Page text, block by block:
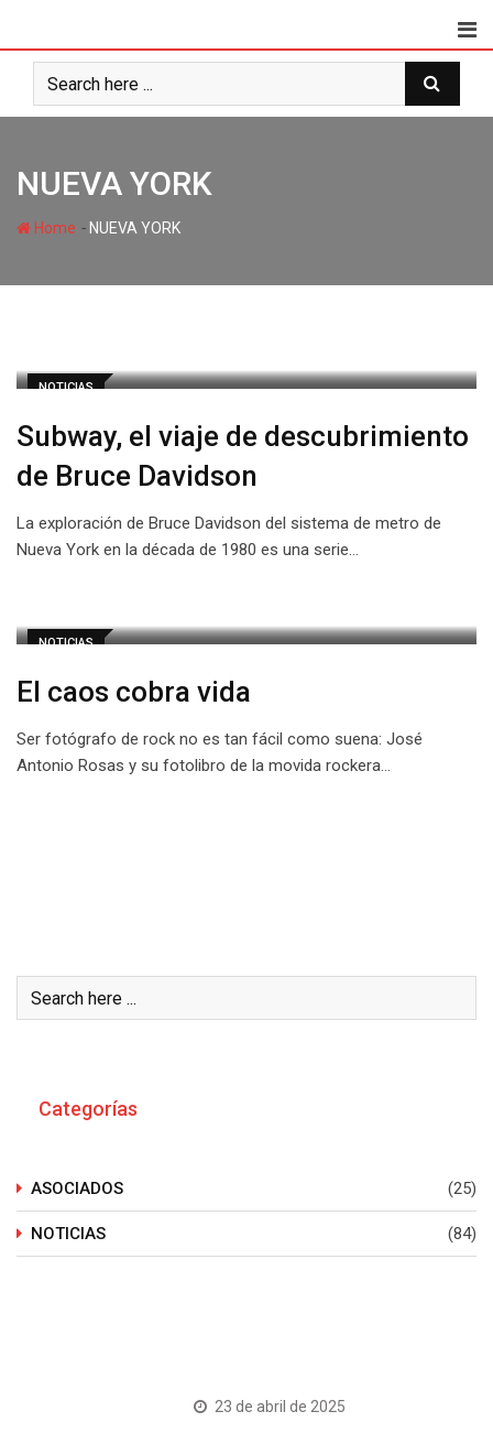
NUEVA YORK
Home - NUEVA YORK
NOTICIAS
Subway, el viaje de descubrimiento
de Bruce Davidson
La exploración de Bruce Davidson del sistema de metro de
Nueva York en la década de 1980 es una serie…
NOTICIAS
El caos cobra vida
Ser fotógrafo de rock no es tan fácil como suena: José
Antonio Rosas y su fotolibro de la movida rockera…
Categorías
ASOCIADOS (25)
NOTICIAS (84)
23 de abril de 2025